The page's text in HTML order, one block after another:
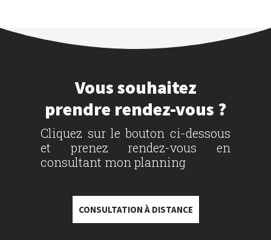
Vous souhaitez
prendre rendez-vous ?
Cliquez sur le bouton ci-dessous
et prenez rendez-vous en
consultant mon planning
CONSULTATION À DISTANCE